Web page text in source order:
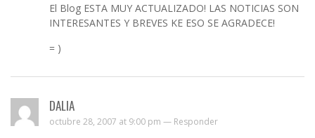
El Blog ESTA MUY ACTUALIZADO! LAS NOTICIAS SON
INTERESANTES Y BREVES KE ESO SE AGRADECE!
= )
DALIA
octubre 28, 2007 at 9:00 pm — Responder